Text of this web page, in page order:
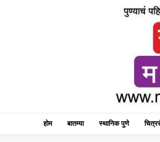
होम बातम्या स्थानिक पुणे